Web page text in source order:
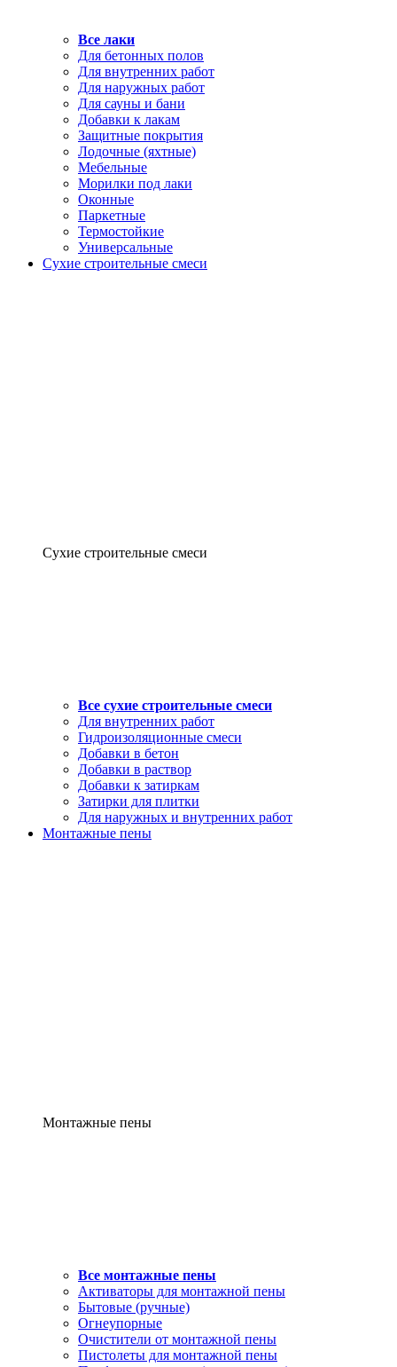
Все лаки
Для бетонных полов
Для внутренних работ
Для наружных работ
Для сауны и бани
Добавки к лакам
Защитные покрытия
Лодочные (яхтные)
Мебельные
Морилки под лаки
Оконные
Паркетные
Термостойкие
Универсальные
Сухие строительные смеси
Сухие строительные смеси
Все сухие строительные смеси
Для внутренних работ
Гидроизоляционные смеси
Добавки в бетон
Добавки в раствор
Добавки к затиркам
Затирки для плитки
Для наружных и внутренних работ
Монтажные пены
Монтажные пены
Все монтажные пены
Активаторы для монтажной пены
Бытовые (ручные)
Огнеупорные
Очистители от монтажной пены
Пистолеты для монтажной пены